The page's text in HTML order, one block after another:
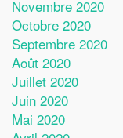
Novembre 2020
Octobre 2020
Septembre 2020
Août 2020
Juillet 2020
Juin 2020
Mai 2020